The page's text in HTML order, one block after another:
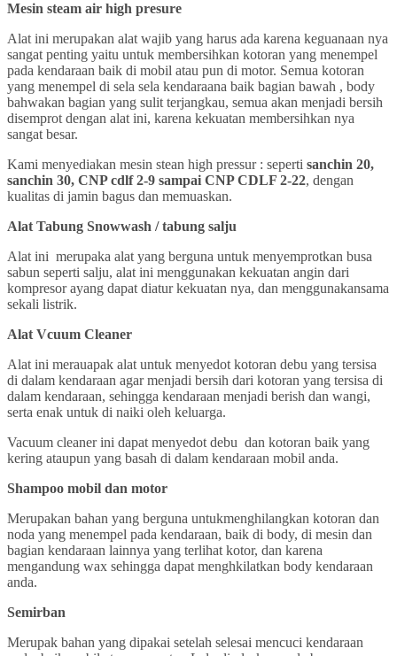
Mesin steam air high presure
Alat ini merupakan alat wajib yang harus ada karena keguanaan nya
sangat penting yaitu untuk membersihkan kotoran yang menempel
pada kendaraan baik di mobil atau pun di motor. Semua kotoran
yang menempel di sela sela kendaraana baik bagian bawah , body
bahwakan bagian yang sulit terjangkau, semua akan menjadi bersih
disemprot dengan alat ini, karena kekuatan membersihkan nya
sangat besar.
Kami menyediakan mesin stean high pressur : seperti sanchin 20,
sanchin 30, CNP cdlf 2-9 sampai CNP CDLF 2-22, dengan
kualitas di jamin bagus dan memuaskan.
Alat Tabung Snowwash / tabung salju
Alat ini merupaka alat yang berguna untuk menyemprotkan busa
sabun seperti salju, alat ini menggunakan kekuatan angin dari
kompresor ayang dapat diatur kekuatan nya, dan menggunakansama
sekali listrik.
Alat Vcuum Cleaner
Alat ini merauapak alat untuk menyedot kotoran debu yang tersisa
di dalam kendaraan agar menjadi bersih dari kotoran yang tersisa di
dalam kendaraan, sehingga kendaraan menjadi berish dan wangi,
serta enak untuk di naiki oleh keluarga.
Vacuum cleaner ini dapat menyedot debu dan kotoran baik yang
kering ataupun yang basah di dalam kendaraan mobil anda.
Shampoo mobil dan motor
Merupakan bahan yang berguna untukmenghilangkan kotoran dan
noda yang menempel pada kendaraan, baik di body, di mesin dan
bagian kendaraan lainnya yang terlihat kotor, dan karena
mengandung wax sehingga dapat menghkilatkan body kendaraan
anda.
Semirban
Merupak bahan yang dipakai setelah selesai mencuci kendaraan